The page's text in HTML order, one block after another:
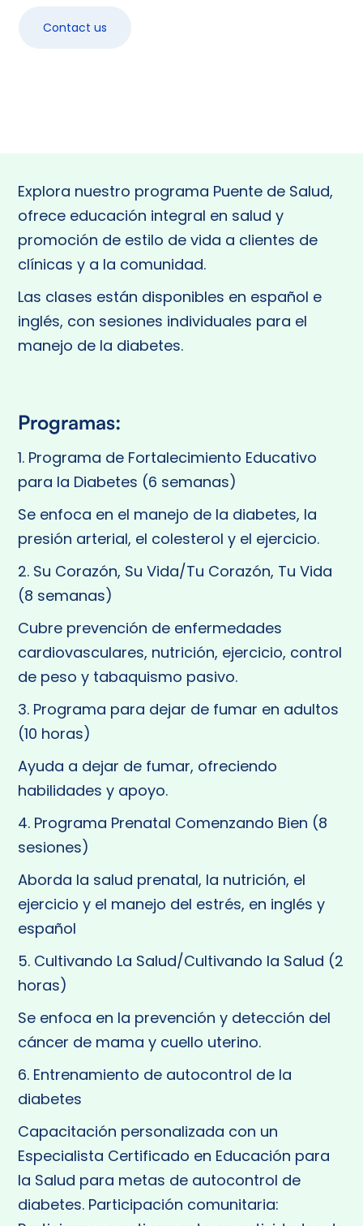
Contact us
Explora nuestro programa Puente de Salud,
ofrece educación integral en salud y
promoción de estilo de vida a clientes de
clínicas y a la comunidad.
Las clases están disponibles en español e
inglés, con sesiones individuales para el
manejo de la diabetes.
Programas:
1. Programa de Fortalecimiento Educativo
para la Diabetes (6 semanas)
Se enfoca en el manejo de la diabetes, la
presión arterial, el colesterol y el ejercicio.
2. Su Corazón, Su Vida/Tu Corazón, Tu Vida
(8 semanas)
Cubre prevención de enfermedades
cardiovasculares, nutrición, ejercicio, control
de peso y tabaquismo pasivo.
3. Programa para dejar de fumar en adultos
(10 horas)
Ayuda a dejar de fumar, ofreciendo
habilidades y apoyo.
4. Programa Prenatal Comenzando Bien (8
sesiones)
Aborda la salud prenatal, la nutrición, el
ejercicio y el manejo del estrés, en inglés y
español
5. Cultivando La Salud/Cultivando la Salud (2
horas)
Se enfoca en la prevención y detección del
cáncer de mama y cuello uterino.
6. Entrenamiento de autocontrol de la
diabetes
Capacitación personalizada con un
Especialista Certificado en Educación para
la Salud para metas de autocontrol de
diabetes. Participación comunitaria: